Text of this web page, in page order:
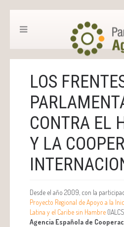
LOS
CONTRA EL
Y LA
Desde el año 2009, con la
Proyecto Regional de Apoyo a la
Latina y el Caribe sin Hambre
Agencia Española de